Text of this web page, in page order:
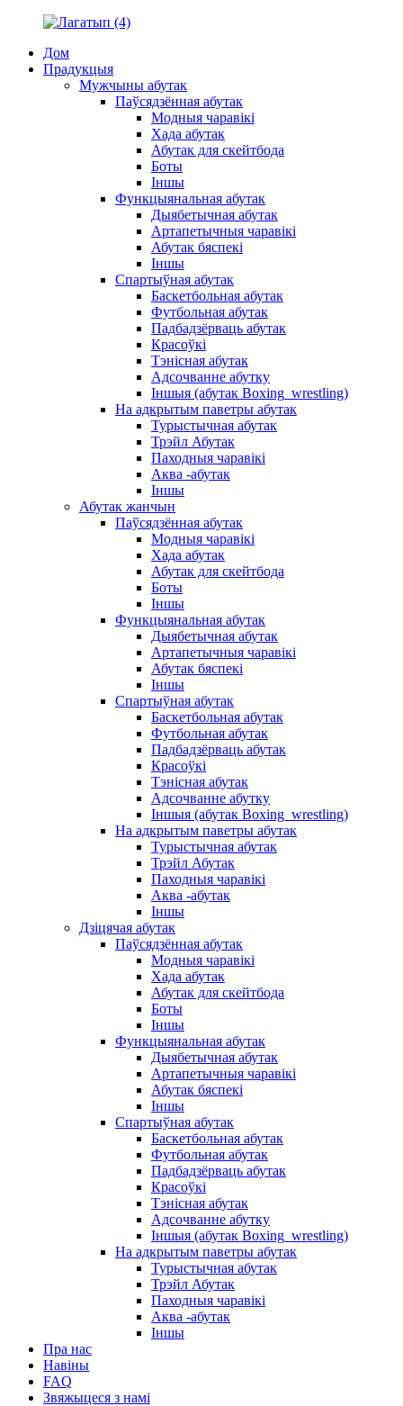
Дом
Прадукцыя
Мужчыны абутак
Паўсядзённая абутак
Модныя чаравікі
Хада абутак
Абутак для скейтбода
Боты
Іншы
Функцыянальная абутак
Дыябетычная абутак
Артапетычныя чаравікі
Абутак бяспекі
Іншы
Спартыўная абутак
Баскетбольная абутак
Футбольная абутак
Падбадзёрваць абутак
Красоўкі
Тэнісная абутак
Адсочванне абутку
Іншыя (абутак Boxing_wrestling)
На адкрытым паветры абутак
Турыстычная абутак
Трэйл Абутак
Паходныя чаравікі
Аква -абутак
Іншы
Абутак жанчын
Паўсядзённая абутак
Модныя чаравікі
Хада абутак
Абутак для скейтбода
Боты
Іншы
Функцыянальная абутак
Дыябетычная абутак
Артапетычныя чаравікі
Абутак бяспекі
Іншы
Спартыўная абутак
Баскетбольная абутак
Футбольная абутак
Падбадзёрваць абутак
Красоўкі
Тэнісная абутак
Адсочванне абутку
Іншыя (абутак Boxing_wrestling)
На адкрытым паветры абутак
Турыстычная абутак
Трэйл Абутак
Паходныя чаравікі
Аква -абутак
Іншы
Дзіцячая абутак
Паўсядзённая абутак
Модныя чаравікі
Хада абутак
Абутак для скейтбода
Боты
Іншы
Функцыянальная абутак
Дыябетычная абутак
Артапетычныя чаравікі
Абутак бяспекі
Іншы
Спартыўная абутак
Баскетбольная абутак
Футбольная абутак
Падбадзёрваць абутак
Красоўкі
Тэнісная абутак
Адсочванне абутку
Іншыя (абутак Boxing_wrestling)
На адкрытым паветры абутак
Турыстычная абутак
Трэйл Абутак
Паходныя чаравікі
Аква -абутак
Іншы
Пра нас
Навіны
FAQ
Звяжыцеся з намі